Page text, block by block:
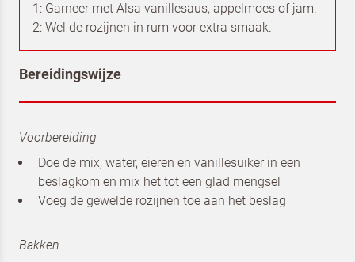
1: Garneer met Alsa vanillesaus, appelmoes of jam.
2: Wel de rozijnen in rum voor extra smaak.
Bereidingswijze
Voorbereiding
Doe de mix, water, eieren en vanillesuiker in een
beslagkom en mix het tot een glad mengsel
Voeg de gewelde rozijnen toe aan het beslag
Bakken
Terugbelverzoek
van Dr. Oetker Professional en
Koopmans Professioneel